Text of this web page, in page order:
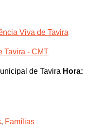
Viva de Tavira
Tavira - CMT
de Tavira Hora:
, Famílias